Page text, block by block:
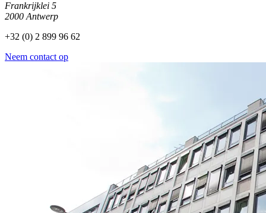
Frankrijklei 5
2000 Antwerp
+32 (0) 2 899 96 62
Neem contact op